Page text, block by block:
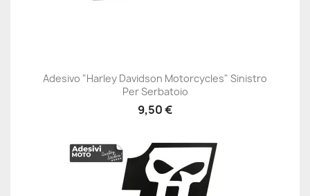
Adesivo "Harley Davidson Motorcycles" Sinistro
Per Serbatoio
9,50 €